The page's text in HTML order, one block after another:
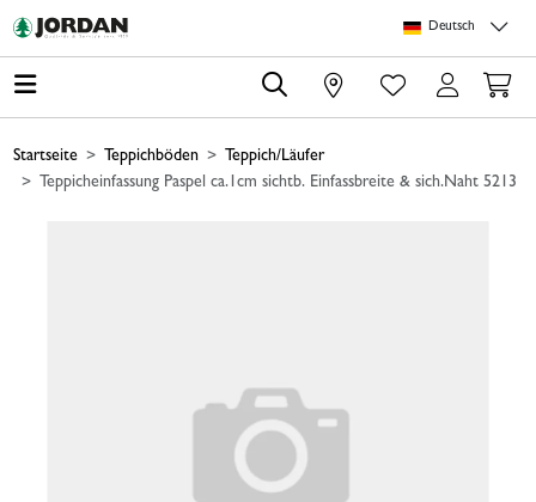
Deutsch
0
Startseite Teppichböden
Teppich/Läufer
Teppicheinfassung Paspel ca.1cm sichtb. Einfassbreite & sich.Naht 5213